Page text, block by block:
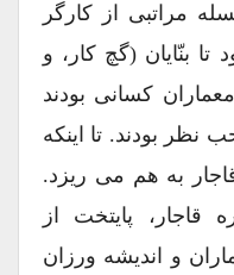
مراتبی از کارگر
بنّایان (گچ کار، و
کسانی بودند
بودند. تا اینکه
به هم می ریزد.
پایتخت از
و اندیشه ورزان